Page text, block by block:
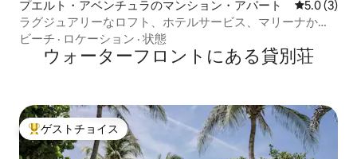
プエルト・アベンチュラのマンション・アパート レビュー3
5.0 (3)
ラグジュアリーなロフト、ホテルサービス、マリーナから
すぐ。
ビーチ · ロケーション · 状態
ウォーターフロントにある貸別荘
大好評のゲストチョイスです。
ゲストチョイス